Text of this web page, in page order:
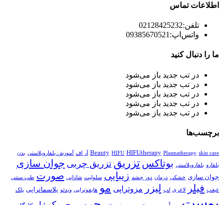
اطلاعات تماس
تلفن:02128425232
واتس‌اپ: 09385670521
ما را دنبال کنید
در تب جدید باز می‌شود
در تب جدید باز می‌شود
در تب جدید باز می‌شود
در تب جدید باز می‌شود
در تب جدید باز می‌شود
برچسب‌ها
Beauty HIFU HIFUtherapy Plasmatherapy skin care آر اف آموزش بلفاروپلاستی بدن
بلفارو بلفاروپلاستی بوتاکس تزریق تزریق چربی جوان سازی
جوان سازی خشکی درمان دور چشم زیبایی سلولیت شادابی صورت طب سنتی
غبغب فیلر لاغری لب لیزر مزوتراپی مو هایفوتراپی ویدئو پلاسماتراپی پلک